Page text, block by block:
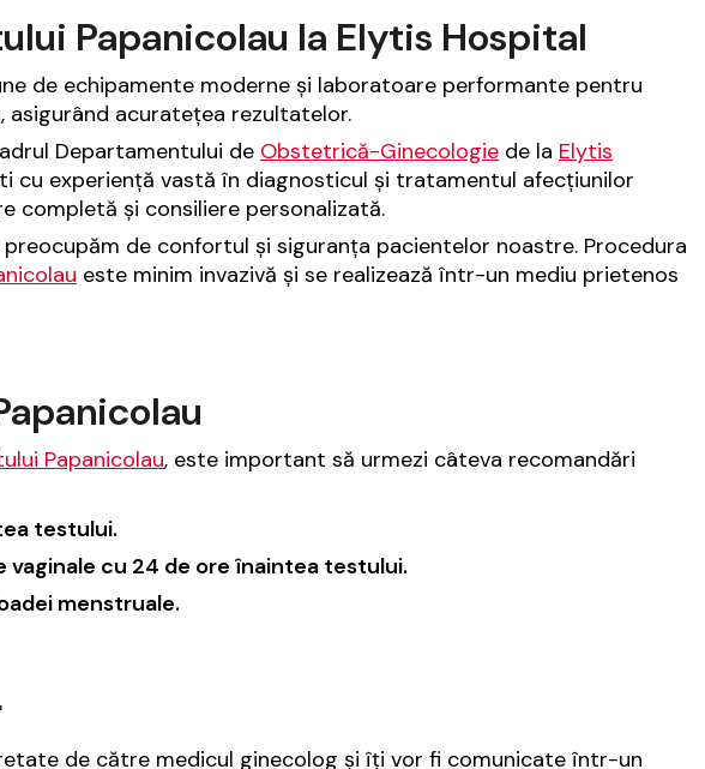
Papanicolau la Elytis Hospital
de echipamente moderne și laboratoare performante pentru
asigurând acuratețea rezultatelor.
Departamentului de Obstetrică-Ginecologie de la Elytis
cu experiență vastă în diagnosticul și tratamentul afecțiunilor
completă și consiliere personalizată.
preocupăm de confortul și siguranța pacientelor noastre. Procedura
este minim invazivă și se realizează într-un mediu prietenos
Papanicolau, este important să urmezi câteva recomandări
testului.
vaginale cu 24 de ore înaintea testului.
menstruale.
de către medicul ginecolog și îți vor fi comunicate într-un